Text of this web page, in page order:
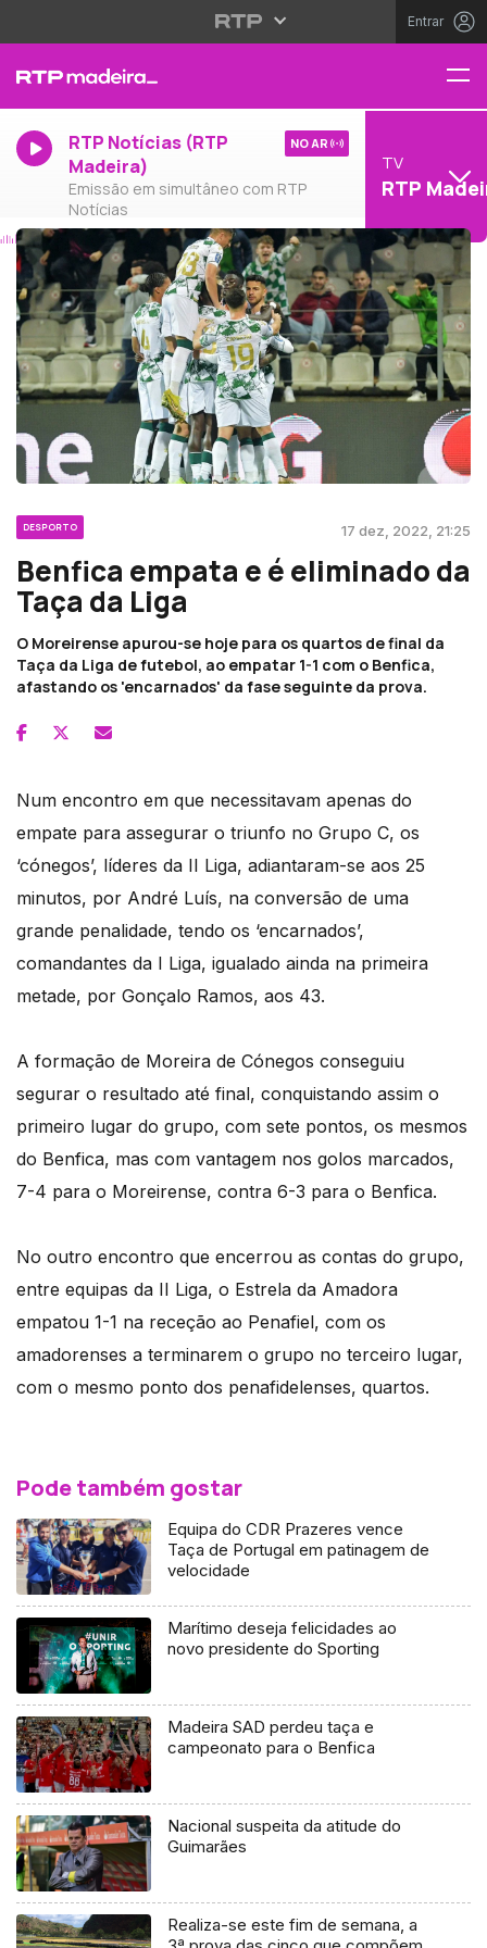
Entrar
RTP Notícias (RTP
Madeira)
Emissão em simultâneo com RTP
Notícias
NO AR
TV
RTP
DESPORTO 17 dez, 2022, 21:25
Benfica empata e é eliminado da
Taça da Liga
O Moreirense apurou-se hoje para os quartos de final da
Taça da Liga de futebol, ao empatar 1-1 com o Benfica,
afastando os 'encarnados' da fase seguinte da prova.
Num encontro em que necessitavam apenas do
empate para assegurar o triunfo no Grupo C, os
‘cónegos’, líderes da II Liga, adiantaram-se aos 25
minutos, por André Luís, na conversão de uma
grande penalidade, tendo os ‘encarnados’,
comandantes da I Liga, igualado ainda na primeira
metade, por Gonçalo Ramos, aos 43.
A formação de Moreira de Cónegos conseguiu
segurar o resultado até final, conquistando assim o
primeiro lugar do grupo, com sete pontos, os mesmos
do Benfica, mas com vantagem nos golos marcados,
7-4 para o Moreirense, contra 6-3 para o Benfica.
No outro encontro que encerrou as contas do grupo,
entre equipas da II Liga, o Estrela da Amadora
empatou 1-1 na receção ao Penafiel, com os
amadorenses a terminarem o grupo no terceiro lugar,
com o mesmo ponto dos penafidelenses, quartos.
Pode também gostar
Equipa do CDR Prazeres vence
Taça de Portugal em patinagem de
velocidade
Marítimo deseja felicidades ao
novo presidente do Sporting
Madeira SAD perdeu taça e
campeonato para o Benfica
Nacional suspeita da atitude do
Guimarães
Realiza-se este fim de semana, a